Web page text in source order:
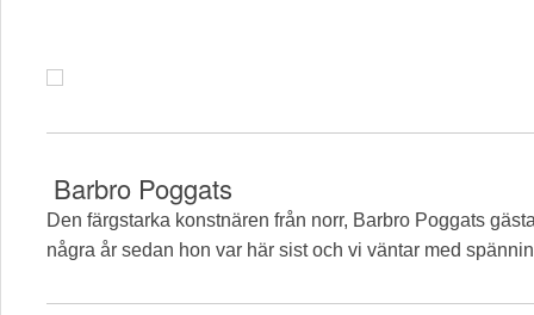
Barbro Poggats
Den färgstarka konstnären från norr, Barbro Poggats
några år sedan hon var här sist och vi väntar med